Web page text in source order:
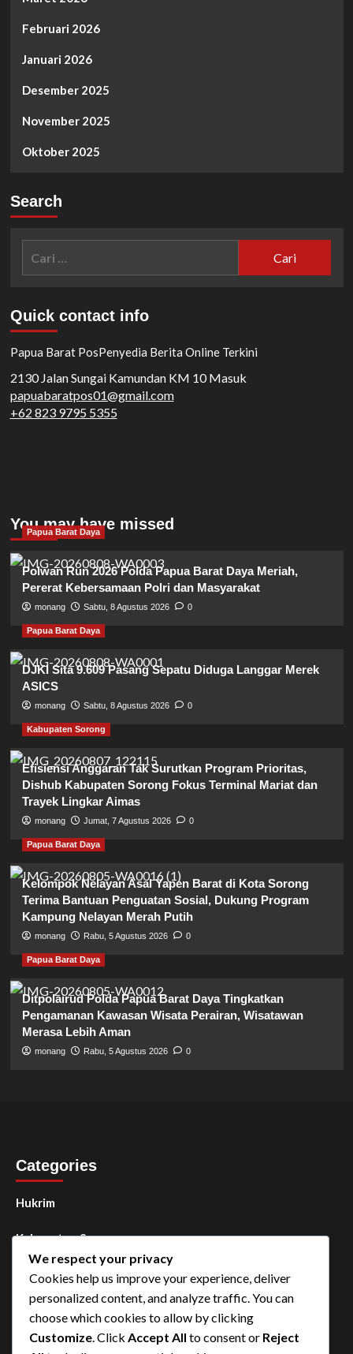
Februari 2026
Januari 2026
Desember 2025
November 2025
Oktober 2025
Search
Quick contact info
Papua Barat PosPenyedia Berita Online Terkini
2130 Jalan Sungai Kamundan KM 10 Masuk
papuabaratpos01@gmail.com
+62 823 9795 5355
You may have missed
Papua Barat Daya
Polwan Run 2026 Polda Papua Barat Daya Meriah,
Pererat Kebersamaan Polri dan Masyarakat
monang Sabtu, 8 Agustus 2026 0
Papua Barat Daya
DJKI Sita 9.609 Pasang Sepatu Diduga Langgar Merek
ASICS
monang Sabtu, 8 Agustus 2026 0
Kabupaten Sorong
Efisiensi Anggaran Tak Surutkan Program Prioritas,
Dishub Kabupaten Sorong Fokus Terminal Mariat dan
Trayek Lingkar Aimas
monang Jumat, 7 Agustus 2026 0
Papua Barat Daya
Kelompok Nelayan Asal Yapen Barat di Kota Sorong
Terima Bantuan Penguatan Sosial, Dukung Program
Kampung Nelayan Merah Putih
monang Rabu, 5 Agustus 2026 0
Papua Barat Daya
Ditpolairud Polda Papua Barat Daya Tingkatkan
Pengamanan Kawasan Wisata Perairan, Wisatawan
Merasa Lebih Aman
monang Rabu, 5 Agustus 2026 0
Categories
Hukrim
Kabupaten Sorong
Kota Sorong
Manokwari
Papua Barat Daya
We respect your privacy
Cookies help us improve your experience, deliver
personalized content, and analyze traffic. You can
choose which cookies to allow by clicking
Customize . Click Accept All to consent or Reject